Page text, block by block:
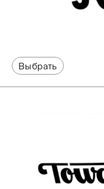
Выбрать